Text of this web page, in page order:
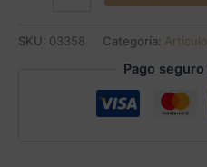
SKU: 03358 Categoría:
Pago